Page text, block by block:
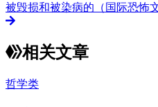
被毁损和被染病的（国际恐怖
相关文章
哲学类